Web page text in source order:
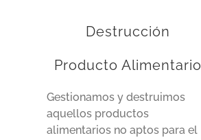
Destrucción
Producto Alimentario
Gestionamos y destruimos
aquellos productos
alimentarios no aptos para el